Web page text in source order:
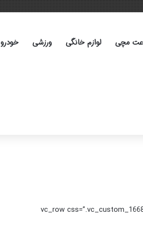
مچی لوازم خانگی ورزشی خودرو
[vc_row